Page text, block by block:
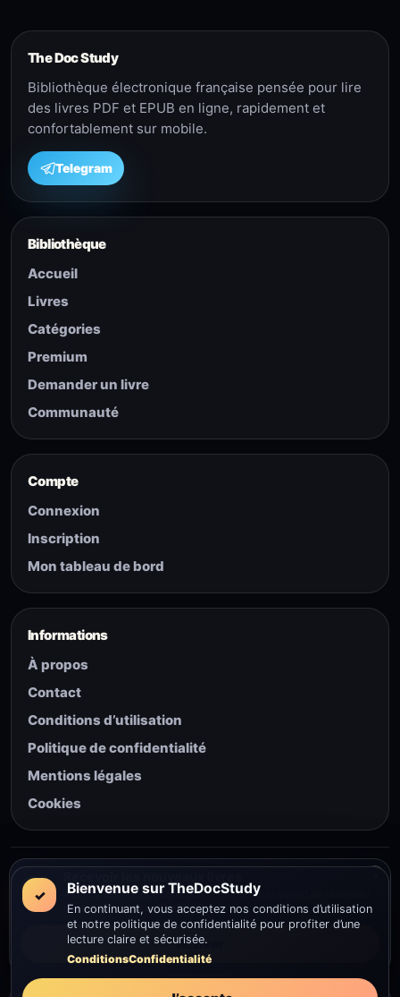
The Doc Study
Bibliothèque électronique française pensée pour lire
des livres PDF et EPUB en ligne, rapidement et
confortablement sur mobile.
Telegram
Bibliothèque
Accueil
Livres
Catégories
Premium
Demander un livre
Communauté
Compte
Connexion
Inscription
Mon tableau de bord
Informations
À propos
Contact
Conditions d’utilisation
Politique de confidentialité
Mentions légales
Cookies
© 2026 The Doc Study — Tous droits réservés.
✓ Bienvenue sur TheDocStudy
En continuant, vous acceptez nos conditions d’utilisation
et notre politique de confidentialité pour profiter d’une
lecture claire et sécurisée.
ConditionsConfidentialité
×
Activez les notifications pour être prévenu quand un nouveau
livre est ajouté sur TheDocStudy.
Activer